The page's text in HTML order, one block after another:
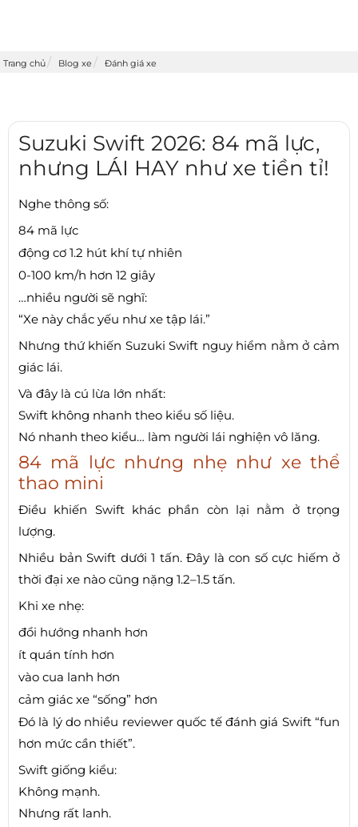
Trang chủ Blog xe Đánh giá xe
Suzuki Swift 2026: 84 mã lực,
nhưng LÁI HAY như xe tiền tỉ!
Nghe thông số:
84 mã lực
động cơ 1.2 hút khí tự nhiên
0-100 km/h hơn 12 giây
…nhiều người sẽ nghĩ:
“Xe này chắc yếu như xe tập lái.”
Nhưng thứ khiến Suzuki Swift nguy hiểm nằm ở cảm
giác lái.
Và đây là cú lừa lớn nhất:
Swift không nhanh theo kiểu số liệu.
Nó nhanh theo kiểu… làm người lái nghiện vô lăng.
84 mã lực nhưng nhẹ như xe thể
thao mini
Điều khiến Swift khác phần còn lại nằm ở trọng
lượng.
Nhiều bản Swift dưới 1 tấn. Đây là con số cực hiếm ở
thời đại xe nào cũng nặng 1.2–1.5 tấn.
Khi xe nhẹ:
đổi hướng nhanh hơn
ít quán tính hơn
vào cua lanh hơn
cảm giác xe “sống” hơn
Đó là lý do nhiều reviewer quốc tế đánh giá Swift “fun
hơn mức cần thiết”.
Swift giống kiểu:
Không mạnh.
Nhưng rất lanh.